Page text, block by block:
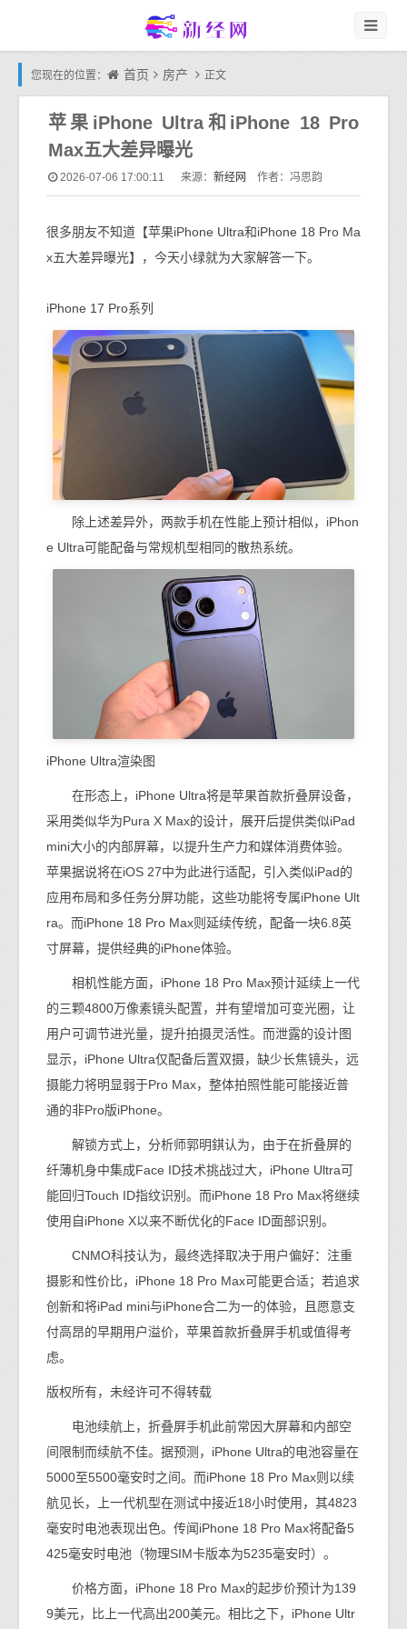
您现在的位置： 首页 房产 正文
苹果iPhone Ultra和iPhone 18 Pro
Max五大差异曝光
2026-07-06 17:00:11 来源： 新经网 作者：冯思韵
很多朋友不知道【苹果iPhone Ultra和iPhone 18 Pro Ma
x五大差异曝光】，今天小绿就为大家解答一下。
iPhone 17 Pro系列
除上述差异外，两款手机在性能上预计相似，iPhon
e Ultra可能配备与常规机型相同的散热系统。
iPhone Ultra渲染图
在形态上，iPhone Ultra将是苹果首款折叠屏设备，
采用类似华为Pura X Max的设计，展开后提供类似iPad
mini大小的内部屏幕，以提升生产力和媒体消费体验。
苹果据说将在iOS 27中为此进行适配，引入类似iPad的
应用布局和多任务分屏功能，这些功能将专属iPhone Ult
ra。而iPhone 18 Pro Max则延续传统，配备一块6.8英
寸屏幕，提供经典的iPhone体验。
相机性能方面，iPhone 18 Pro Max预计延续上一代
的三颗4800万像素镜头配置，并有望增加可变光圈，让
用户可调节进光量，提升拍摄灵活性。而泄露的设计图
显示，iPhone Ultra仅配备后置双摄，缺少长焦镜头，远
摄能力将明显弱于Pro Max，整体拍照性能可能接近普
通的非Pro版iPhone。
解锁方式上，分析师郭明錤认为，由于在折叠屏的
纤薄机身中集成Face ID技术挑战过大，iPhone Ultra可
能回归Touch ID指纹识别。而iPhone 18 Pro Max将继续
使用自iPhone X以来不断优化的Face ID面部识别。
CNMO科技认为，最终选择取决于用户偏好：注重
摄影和性价比，iPhone 18 Pro Max可能更合适；若追求
创新和将iPad mini与iPhone合二为一的体验，且愿意支
付高昂的早期用户溢价，苹果首款折叠屏手机或值得考
虑。
版权所有，未经许可不得转载
电池续航上，折叠屏手机此前常因大屏幕和内部空
间限制而续航不佳。据预测，iPhone Ultra的电池容量在
5000至5500毫安时之间。而iPhone 18 Pro Max则以续
航见长，上一代机型在测试中接近18小时使用，其4823
毫安时电池表现出色。传闻iPhone 18 Pro Max将配备5
425毫安时电池（物理SIM卡版本为5235毫安时）。
价格方面，iPhone 18 Pro Max的起步价预计为139
9美元，比上一代高出200美元。相比之下，iPhone Ultr